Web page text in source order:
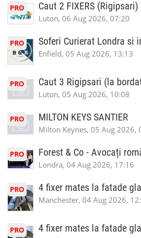
PRO Caut 2 FIXERS (Rigipsari)
Luton, 06 Aug 2026, 07:20
PRO Soferi Curierat Londra si
Enfield, 05 Aug 2026, 13:13
PRO Caut 3 Rigipsari (la
Luton, 05 Aug 2026, 10:08
PRO MILTON KEYS SANTIER
Milton Keynes, 05 Aug 2026,
PRO Forest & Co - Avocați
Londra, 04 Aug 2026, 17:16
PRO 4 fixer mates la fatade
Manchester, 04 Aug 2026,
PRO 4 fixer mates la fatade